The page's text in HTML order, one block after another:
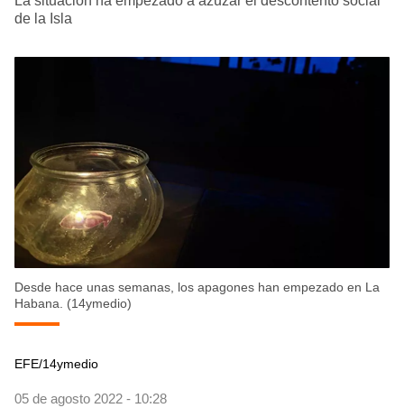
de la Isla
Desde hace unas semanas, los apagones han empezado en La
Habana. (14ymedio)
EFE/14ymedio
05 de agosto 2022 - 10:28